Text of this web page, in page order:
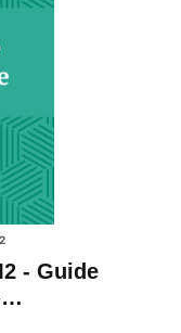
- Guide
…